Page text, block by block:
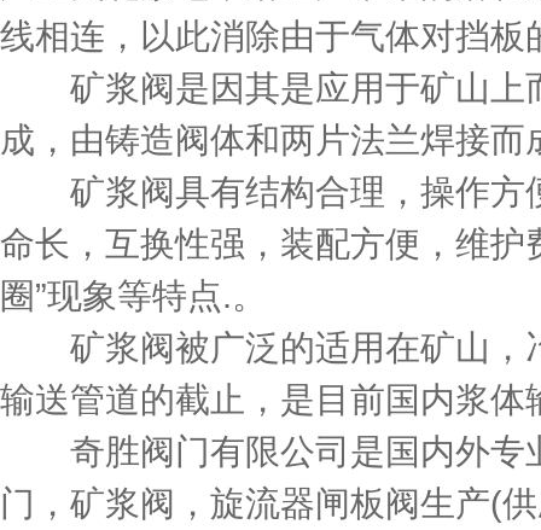
线相连，以此消除由于气体对挡板
矿浆阀是因其是应用于矿山上
成，由铸造阀体和两片法兰焊接
矿浆阀具有结构合理，操作方
命长，互换性强，装配方便，维
圈”现象等特点.。
矿浆阀被广泛的适用在矿山，
输送管道的截止，是目前国内浆
奇胜阀门有限公司是国内外专
门，矿浆阀，旋流器闸板阀生产(